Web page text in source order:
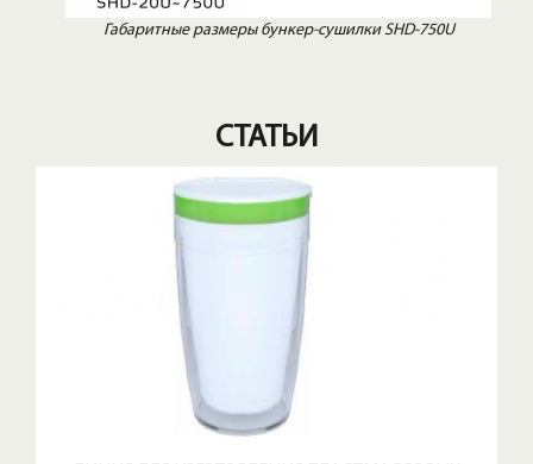
Габаритные размеры бункер-сушилки SHD-750U
СТАТЬИ